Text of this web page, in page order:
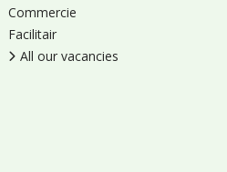
Commercie
Facilitair
All our vacancies